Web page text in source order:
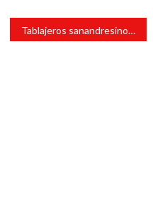
Tablajeros sanandresinos apoyan remodelación del mercado 5 de febrero